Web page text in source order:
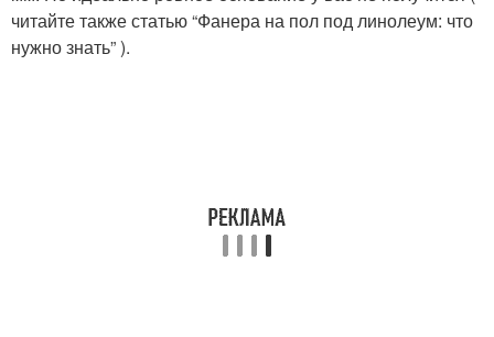
читайте также статью “Фанера на пол под линолеум: что
нужно знать” ).